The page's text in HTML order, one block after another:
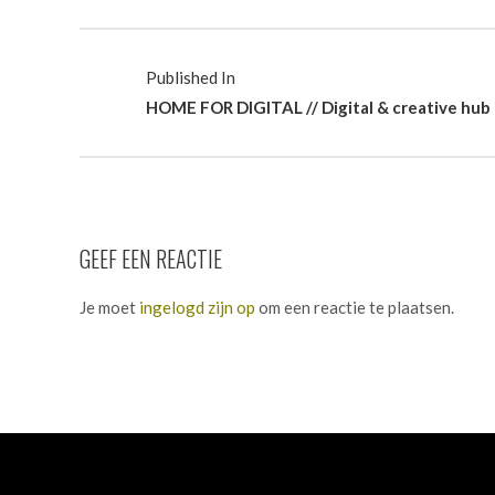
Published In
HOME FOR DIGITAL // Digital & creative
GEEF EEN REACTIE
Je moet ingelogd zijn op om een reactie te plaatsen.